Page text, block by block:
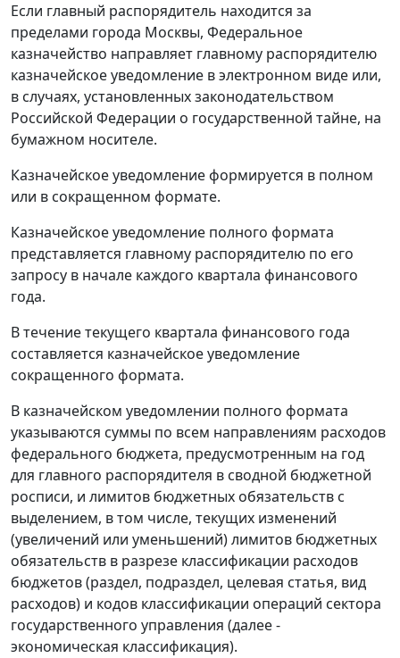
Если главный распорядитель находится за
пределами города Москвы, Федеральное
казначейство направляет главному распорядителю
казначейское уведомление в электронном виде или,
в случаях, установленных законодательством
Российской Федерации о государственной тайне, на
бумажном носителе.
Казначейское уведомление формируется в полном
или в сокращенном формате.
Казначейское уведомление полного формата
представляется главному распорядителю по его
запросу в начале каждого квартала финансового
года.
В течение текущего квартала финансового года
составляется казначейское уведомление
сокращенного формата.
В казначейском уведомлении полного формата
указываются суммы по всем направлениям расходов
федерального бюджета, предусмотренным на год
для главного распорядителя в сводной бюджетной
росписи, и лимитов бюджетных обязательств с
выделением, в том числе, текущих изменений
(увеличений или уменьшений) лимитов бюджетных
обязательств в разрезе классификации расходов
бюджетов (раздел, подраздел, целевая статья, вид
расходов) и кодов классификации операций сектора
государственного управления (далее -
экономическая классификация).